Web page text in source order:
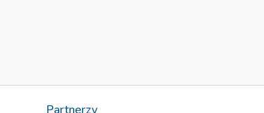
Partnerzy